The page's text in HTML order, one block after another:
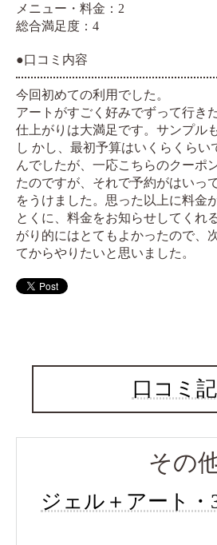
メニュー・料金：2
総合満足度：4
●口コミ内容
今回初めての利用でした。
アートがすごく好みでずって行き
仕上がりは大満足です。サンプル
し かし、最初予算はいくらくら
んでしたが、一応こちらのクーポ
たのですが、それで予約がはいっ
をうけました。思った以上に料
とくに、料金をお知らせしてくれ
がり的にはとてもよかったので、
てからやりたいと思いました。
口コミ
その
ジェル＋アート